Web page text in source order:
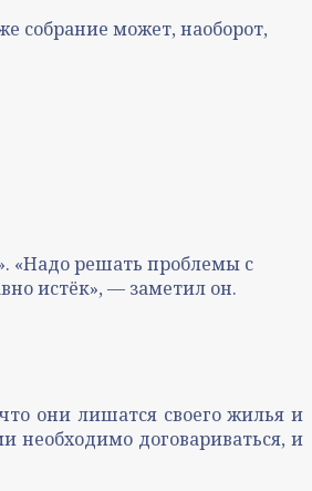
собрание может, наоборот,
«Надо решать проблемы с
истёк», — заметил он.
они лишатся своего жилья и
необходимо договариваться, и